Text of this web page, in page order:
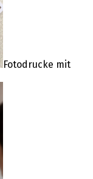
Fotodrucke mit